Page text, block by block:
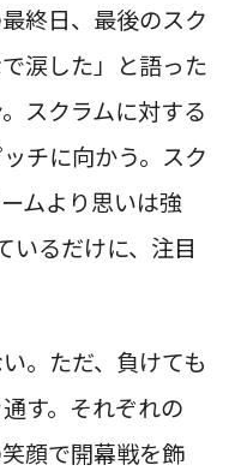
終日、最後のスク
涙した」と語った
スクラムに対する
チに向かう。スク
ムより思いは強
いるだけに、注目
。ただ、負けても
す。それぞれの
顔で開幕戦を飾